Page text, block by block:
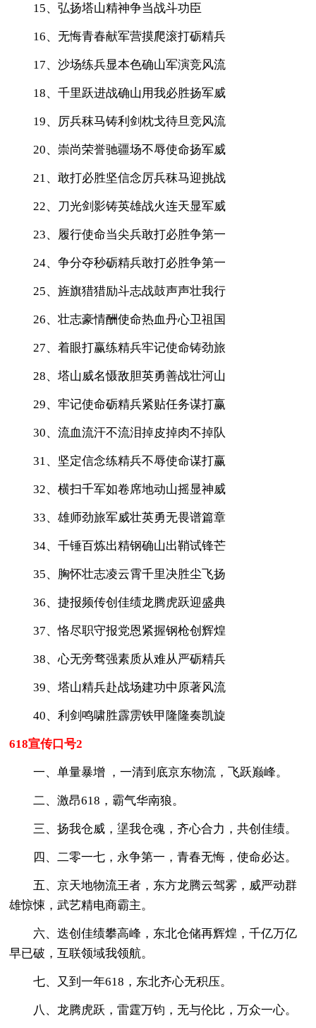
15、弘扬塔山精神争当战斗功臣
16、无悔青春献军营摸爬滚打砺精兵
17、沙场练兵显本色确山军演竞风流
18、千里跃进战确山用我必胜扬军威
19、厉兵秣马铸利剑枕戈待旦竞风流
20、崇尚荣誉驰疆场不辱使命扬军威
21、敢打必胜坚信念厉兵秣马迎挑战
22、刀光剑影铸英雄战火连天显军威
23、履行使命当尖兵敢打必胜争第一
24、争分夺秒砺精兵敢打必胜争第一
25、旌旗猎猎励斗志战鼓声声壮我行
26、壮志豪情酬使命热血丹心卫祖国
27、着眼打赢练精兵牢记使命铸劲旅
28、塔山威名慑敌胆英勇善战壮河山
29、牢记使命砺精兵紧贴任务谋打赢
30、流血流汗不流泪掉皮掉肉不掉队
31、坚定信念练精兵不辱使命谋打赢
32、横扫千军如卷席地动山摇显神威
33、雄师劲旅军威壮英勇无畏谱篇章
34、千锤百炼出精钢确山出鞘试锋芒
35、胸怀壮志凌云霄千里决胜尘飞扬
36、捷报频传创佳绩龙腾虎跃迎盛典
37、恪尽职守报党恩紧握钢枪创辉煌
38、心无旁骛强素质从难从严砺精兵
39、塔山精兵赴战场建功中原著风流
40、利剑鸣啸胜霹雳铁甲隆隆奏凯旋
618宣传口号2
一、单量暴增 ，一清到底京东物流，飞跃巅峰。
二、激昂618，霸气华南狼。
三、扬我仓威，塣我仓魂，齐心合力，共创佳绩。
四、二零一七，永争第一，青春无悔，使命必达。
五、京天地物流王者，东方龙腾云驾雾，威严动群
雄惊悚，武艺精电商霸主。
六、迭创佳绩攀高峰，东北仓储再辉煌，千亿万亿
早已破，互联领域我领航。
七、又到一年618，东北齐心无积压。
八、龙腾虎跃，雷霆万钧，无与伦比，万众一心。